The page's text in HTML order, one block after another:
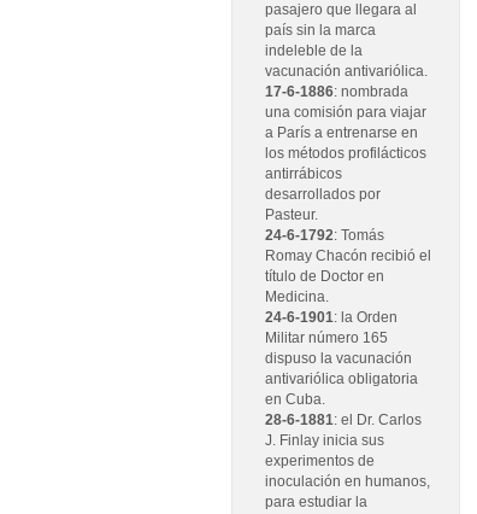
pasajero que llegara al
país sin la marca
indeleble de la
vacunación antivariólica.
17-6-1886: nombrada
una comisión para viajar
a París a entrenarse en
los métodos profilácticos
antirrábicos
desarrollados por
Pasteur.
24-6-1792: Tomás
Romay Chacón recibió el
título de Doctor en
Medicina.
24-6-1901: la Orden
Militar número 165
dispuso la vacunación
antivariólica obligatoria
en Cuba.
28-6-1881: el Dr. Carlos
J. Finlay inicia sus
experimentos de
inoculación en humanos,
para estudiar la